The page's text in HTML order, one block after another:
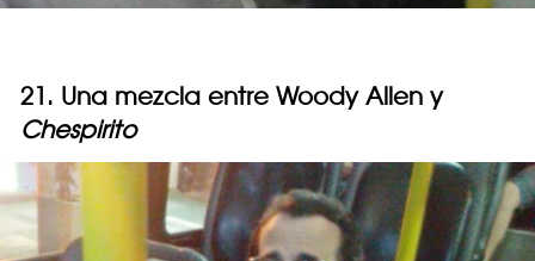
21. Una mezcla entre Woody Allen y
Chespirito